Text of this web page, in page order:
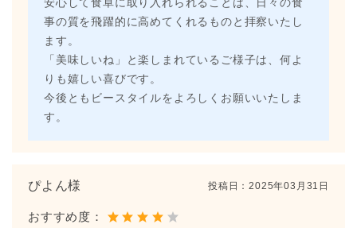
安心して食卓に取り入れられることは、日々の食
事の質を飛躍的に高めてくれるものと拝察いたし
ます。
「美味しいね」と楽しまれているご様子は、何よ
りも嬉しい喜びです。
今後ともビースタイルをよろしくお願いいたしま
す。
ぴよん様 投稿日：2025年03月31日
おすすめ度：